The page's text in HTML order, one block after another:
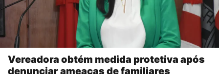
Vereadora obtém medida protetiva após
denunciar ameaças de familiares